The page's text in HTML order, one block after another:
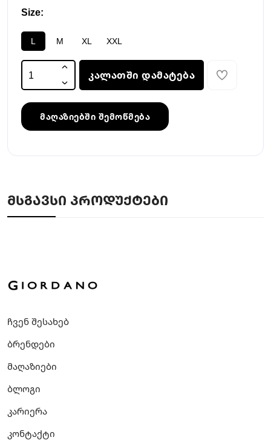
Size:
L M XL XXL
კალათში დამატება
მაღაზიებში შემოწმება
ᲛᲡᲒᲐᲕᲡᲘ ᲞᲠᲝᲓᲣᲥᲢᲔᲑᲘ
ჩვენ შესახებ
ბრენდები
მაღაზიები
ბლოგი
კარიერა
კონტაქტი